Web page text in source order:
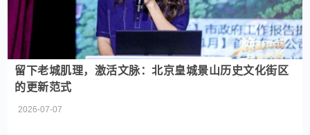
留下老城肌理，激活文脉：北京皇城景山历史文化街区
的更新范式
2026-07-07